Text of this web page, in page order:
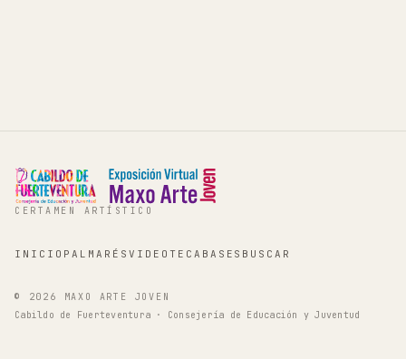
CERTAMEN ARTÍSTICO
INICIO PALMARÉS VIDEOTECA BASES BUSCAR
© 2026
MAXO ARTE JOVEN
Cabildo de Fuerteventura · Consejería de Educación y Juventud